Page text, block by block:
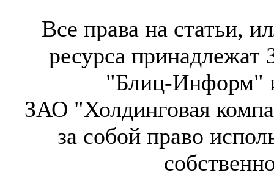
Все права на статьи,
ресурса
"Блиц-Информ"
ЗАО "Холдинговая
за собой право